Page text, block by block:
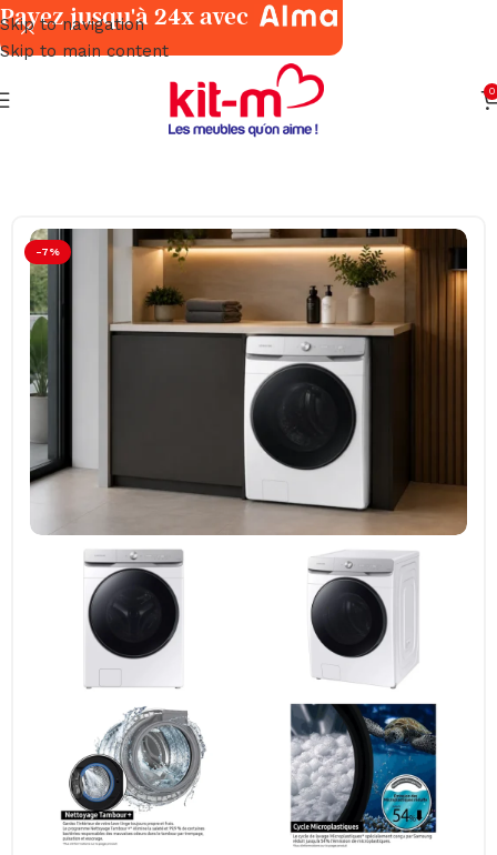
Skip to navigation
Skip to main content
0
Électroménager Lave-Linges
-7%
Payez jusqu'à 24x avec